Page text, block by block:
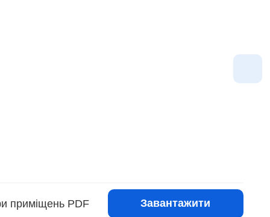
приміщень PDF Завантажити